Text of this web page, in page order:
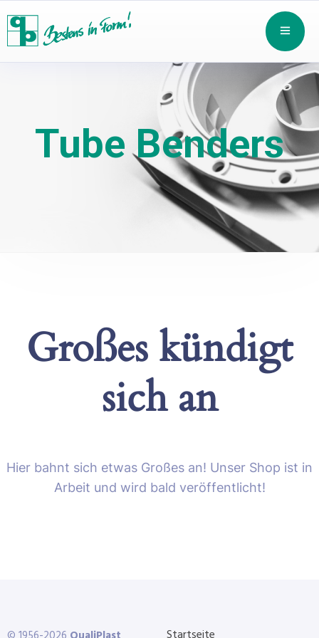
Tube Benders
Großes kündigt
sich an
Hier bahnt sich etwas Großes an! Unser Shop ist in
Arbeit und wird bald veröffentlicht!